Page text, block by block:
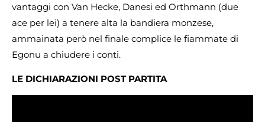
vantaggi con Van Hecke, Danesi ed Orthmann (due
ace per lei) a tenere alta la bandiera monzese,
ammainata però nel finale complice le fiammate di
Egonu a chiudere i conti.
LE DICHIARAZIONI POST PARTITA